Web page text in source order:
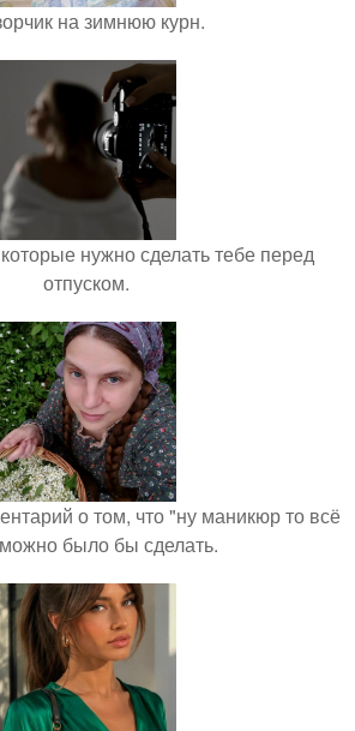
на зимнюю курн.
нужно сделать тебе перед
отпуском.
о том, что "ну маникюр то всё
было бы сделать.